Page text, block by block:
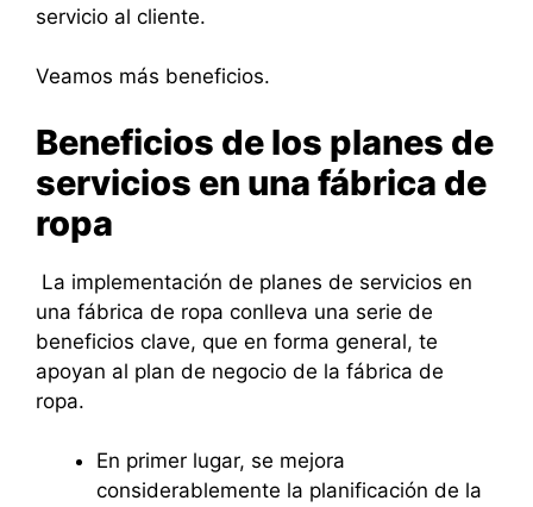
servicio al cliente.
Veamos más beneficios.
Beneficios de los planes de
servicios en una fábrica de
ropa
La implementación de planes de servicios en
una fábrica de ropa conlleva una serie de
beneficios clave, que en forma general, te
apoyan al plan de negocio de la fábrica de
ropa.
En primer lugar, se mejora
considerablemente la planificación de la